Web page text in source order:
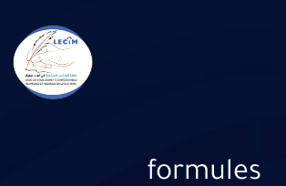
formules